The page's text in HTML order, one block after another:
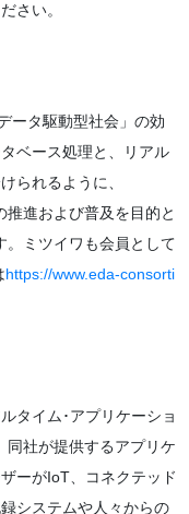
さい。
ータ駆動型社会」の効
ベース処理と、リアル
られるように、
進および普及を目的と
。ミツイワも会員として
https://www.eda-consorti
タイム･アプリケーショ
同社が提供するアプリケ
ーがIoT、コネクテッド
システムや人々からの